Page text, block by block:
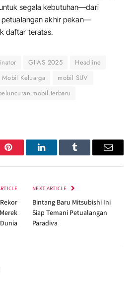
segala kebutuhan—dari
petualangan akhir pekan—
daftar teratas.
GIIAS 2025
Headline
Mobil Keluarga
mobil SUV
mobil terbaru
Pinterest LinkedInTumblr Email
NEXT ARTICLE
Bintang Baru Mitsubishi Ini
Siap Temani Petualangan
Paradiva